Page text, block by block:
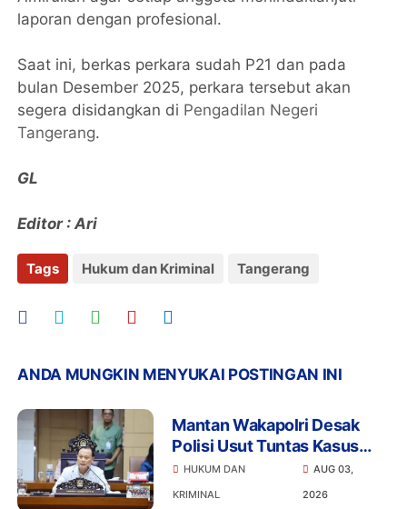
laporan dengan profesional.
Saat ini, berkas perkara sudah P21 dan pada
bulan Desember 2025, perkara tersebut akan
segera disidangkan di Pengadilan Negeri
Tangerang.
GL
Editor : Ari
Tags Hukum dan Kriminal Tangerang
ANDA MUNGKIN MENYUKAI POSTINGAN INI
Mantan Wakapolri Desak
Polisi Usut Tuntas Kasus
Bigmo Ajak Anak di Bawah
Umur Promosikan Vape
HUKUM DAN
KRIMINAL
AUG 03,
2026